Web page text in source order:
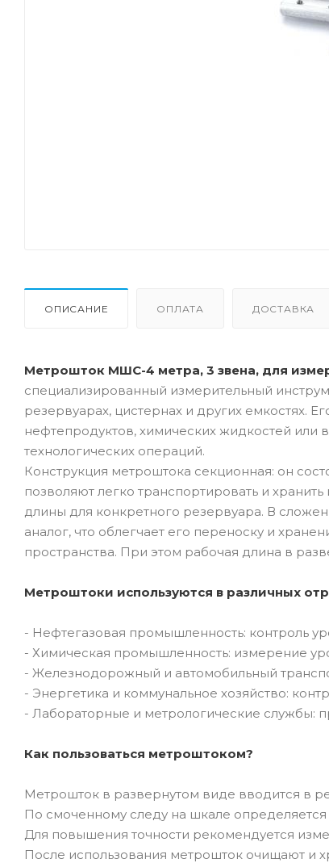
ОПИСАНИЕ ОПЛАТА ДОСТАВКА
Метрошток МШС-4 метра, 3 звена, для
специализированный измерительный
резервуарах, цистернах и других емкостях.
нефтепродуктов, химических жидкостей или
технологических операций.
Конструкция метроштока секционная: он
позволяют легко транспортировать и
длины для конкретного резервуара. В
аналог, что облегчает его переноску и
пространства. При этом рабочая длина в
Метроштоки используются в различных
- Нефтегазовая промышленность: контроль
- Химическая промышленность: измерение
- Железнодорожный и автомобильный
- Энергетика и коммунальное хозяйство:
- Лабораторные и метрологические службы:
Как пользоваться метроштоком?
Метрошток в развернутом виде вводится в
По смоченному следу на шкале
Для повышения точности рекомендуется
После использования метрошток очищают и